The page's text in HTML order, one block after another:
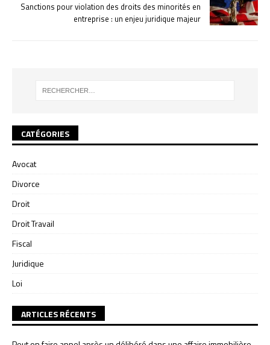
Sanctions pour violation des droits des minorités en
entreprise : un enjeu juridique majeur
CATÉGORIES
Avocat
Divorce
Droit
Droit Travail
Fiscal
Juridique
Loi
ARTICLES RÉCENTS